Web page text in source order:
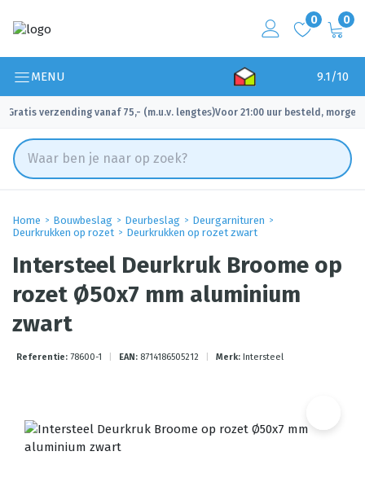
0 0
MENU 9.1/10
Gratis verzending vanaf 75,- (m.u.v. lengtes)
✓ Voor 21:00 uur besteld, morgen
Home Bouwbeslag Deurbeslag
Deurgarnituren
Deurkrukken op rozet
Deurkrukken op rozet zwart
Intersteel Deurkruk Broome op
rozet Ø50x7 mm aluminium
zwart
Referentie: 78600-1 EAN: 8714186505212 Merk: Intersteel